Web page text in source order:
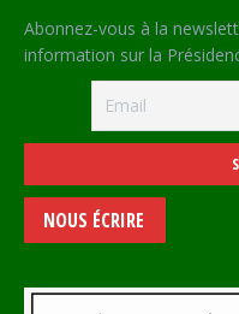
Abonnez-vous à la
information sur la
NOUS ÉCRIRE